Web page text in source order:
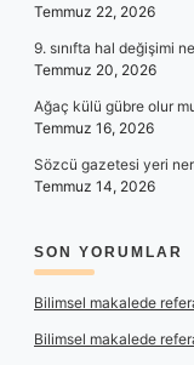
Temmuz 22, 2026
9. sınıfta hal değişimi
Temmuz 20, 2026
Ağaç külü gübre olur
Temmuz 16, 2026
Sözcü gazetesi yeri
Temmuz 14, 2026
SON YORUMLAR
Bilimsel makalede
Bilimsel makalede